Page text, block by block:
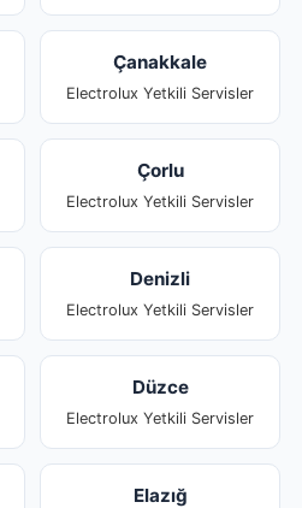
Çanakkale
Electrolux Yetkili Servisler
Çorlu
Electrolux Yetkili Servisler
Denizli
Electrolux Yetkili Servisler
Düzce
Electrolux Yetkili Servisler
Elazığ